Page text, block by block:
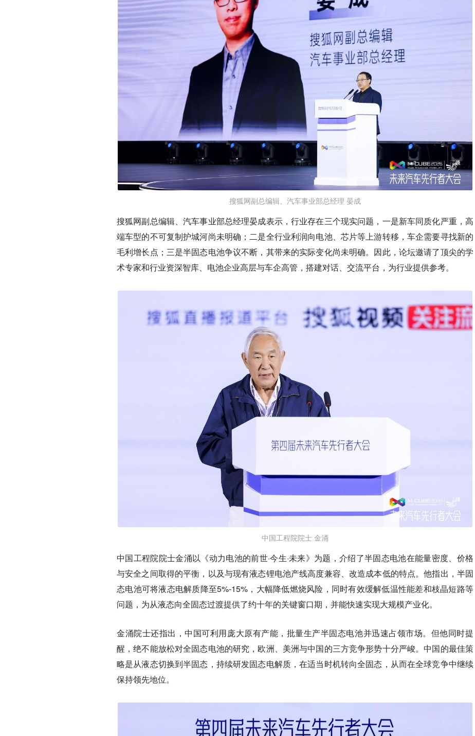
搜狐网副总编辑、汽车事业部总经理 晏成
搜狐网副总编辑、汽车事业部总经理晏成表示，行业存在三个现实问题，一是新车同质化严重，高
端车型的不可复制护城河尚未明确；二是全行业利润向电池、芯片等上游转移，车企需要寻找新的
毛利增长点；三是半固态电池争议不断，其带来的实际变化尚未明确。因此，论坛邀请了顶尖的学
术专家和行业资深智库、电池企业高层与车企高管，搭建对话、交流平台，为行业提供参考。
中国工程院院士 金涌
中国工程院院士金涌以《动力电池的前世·今生·未来》为题，介绍了半固态电池在能量密度、价格
与安全之间取得的平衡，以及与现有液态锂电池产线高度兼容、改造成本低的特点。他指出，半固
态电池可将液态电解质降至5%-15%，大幅降低燃烧风险，同时有效缓解低温性能差和枝晶短路等
问题，为从液态向全固态过渡提供了约十年的关键窗口期，并能快速实现大规模产业化。
金涌院士还指出，中国可利用庞大原有产能，批量生产半固态电池并迅速占领市场。但他同时提
醒，绝不能放松对全固态电池的研究，欧洲、美洲与中国的三方竞争形势十分严峻。中国的最佳策
略是从液态切换到半固态，持续研发固态电解质，在适当时机转向全固态，从而在全球竞争中继续
保持领先地位。